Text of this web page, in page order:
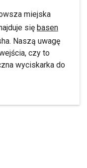
miejska
się basen
Naszą uwagę
czy to
wyciskarka do